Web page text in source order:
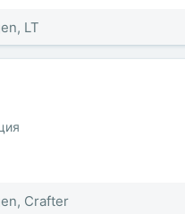
LT
Crafter